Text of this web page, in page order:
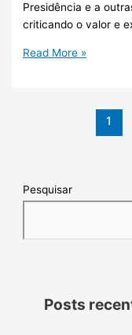
Presidência e a
criticando o valor e
Read More »
1
Pesquisar
Posts